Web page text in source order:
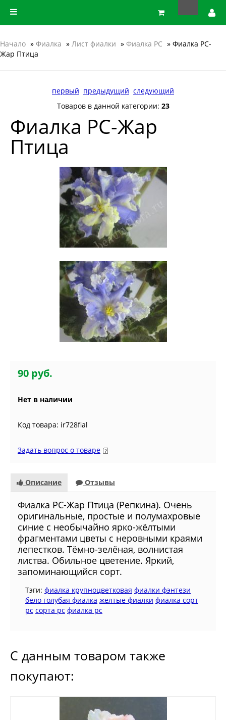
Начало » Фиалка » Лист фиалки » Фиалка РС » Фиалка РС-
Жар Птица
первый предыдущий следующий
Товаров в данной категории: 23
Фиалка РС-Жар
Птица
90 руб.
Нет в наличии
Код товара: ir728fial
Задать вопрос о товаре
Описание Отзывы
Фиалка РС-Жар Птица (Репкина). Очень
оригинальные, простые и полумахровые
синие с необычайно ярко-жёлтыми
фрагментами цветы с неровными краями
лепестков. Тёмно-зелёная, волнистая
листва. Обильное цветение. Яркий,
запоминающийся сорт.
Тэги: фиалка крупноцветковая фиалки фэнтези
бело голубая фиалка желтые фиалки фиалка сорт
рс сорта рс фиалка рс
С данным товаром также
покупают: